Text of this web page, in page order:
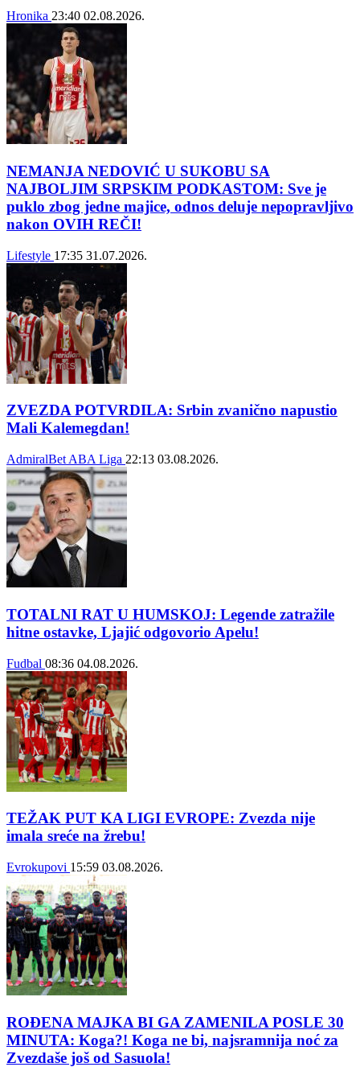
Hronika 23:40 02.08.2026.
NEMANJA NEDOVIĆ U SUKOBU SA
NAJBOLJIM SRPSKIM PODKASTOM: Sve je
puklo zbog jedne majice, odnos deluje nepopravljivo
nakon OVIH REČI!
Lifestyle 17:35 31.07.2026.
ZVEZDA POTVRDILA: Srbin zvanično napustio
Mali Kalemegdan!
AdmiralBet ABA Liga 22:13 03.08.2026.
TOTALNI RAT U HUMSKOJ: Legende zatražile
hitne ostavke, Ljajić odgovorio Apelu!
Fudbal 08:36 04.08.2026.
TEŽAK PUT KA LIGI EVROPE: Zvezda nije
imala sreće na žrebu!
Evrokupovi 15:59 03.08.2026.
ROĐENA MAJKA BI GA ZAMENILA POSLE 30
MINUTA: Koga?! Koga ne bi, najsramnija noć za
Zvezdaše još od Sasuola!